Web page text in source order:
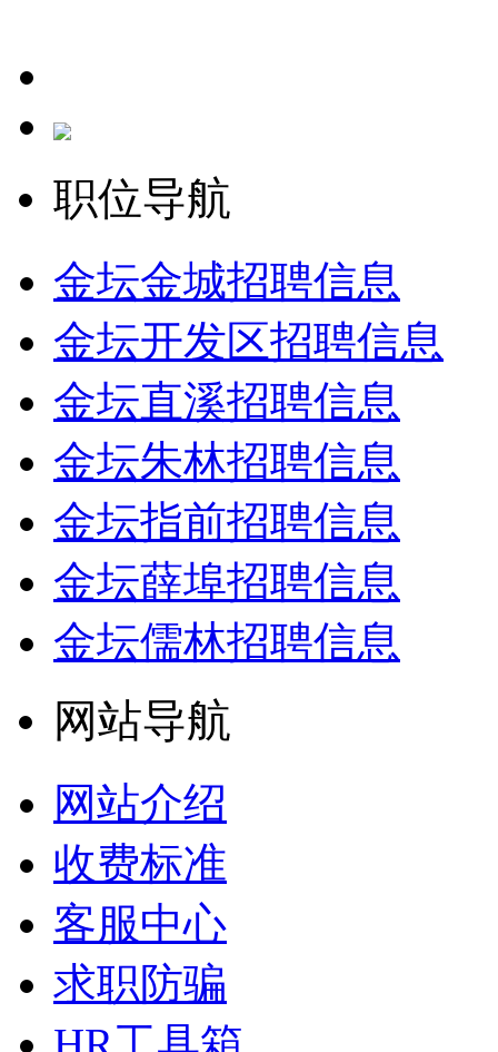
职位导航
金坛金城招聘信息
金坛开发区招聘信息
金坛直溪招聘信息
金坛朱林招聘信息
金坛指前招聘信息
金坛薛埠招聘信息
金坛儒林招聘信息
网站导航
网站介绍
收费标准
客服中心
求职防骗